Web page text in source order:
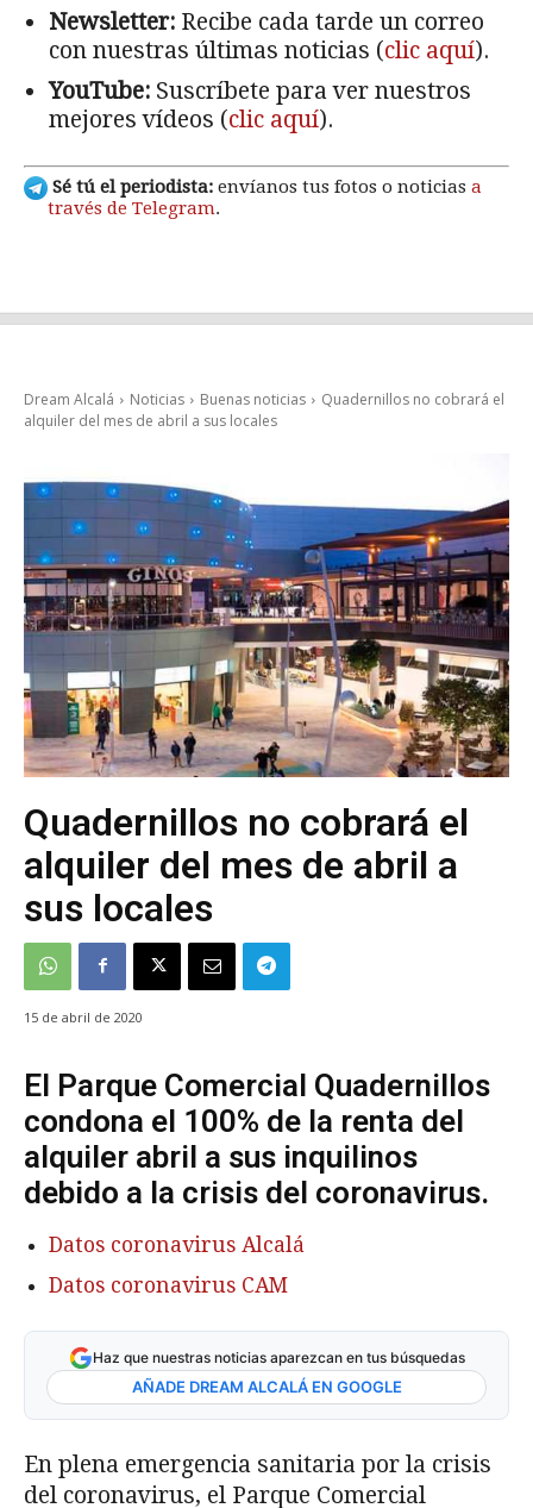
Newsletter: Recibe cada tarde un correo
con nuestras últimas noticias (clic aquí).
YouTube: Suscríbete para ver nuestros
mejores vídeos (clic aquí).
Sé tú el periodista: envíanos tus fotos o noticias a
través de Telegram.